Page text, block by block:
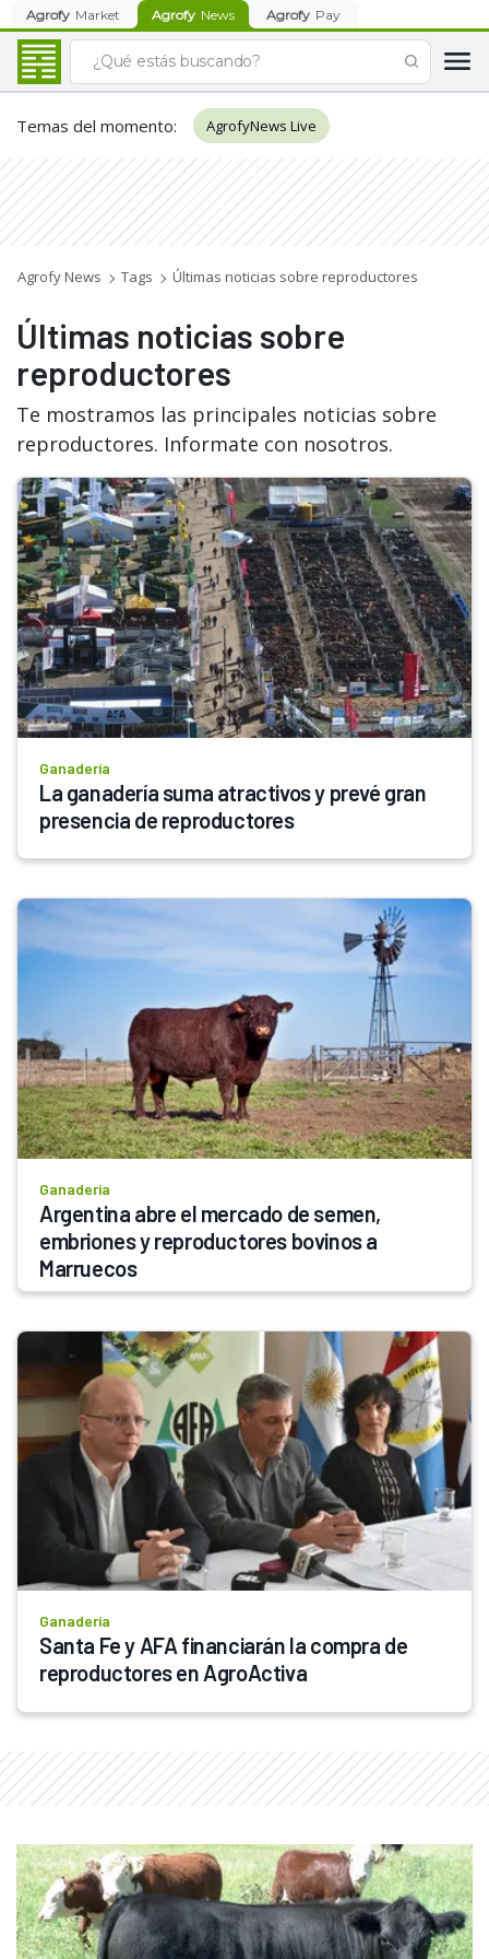
Agrofy Market Agrofy News Agrofy Pay
Temas del momento: AgrofyNews Live
Agrofy News Tags Últimas noticias sobre reproductores
Últimas noticias sobre
reproductores
Te mostramos las principales noticias sobre
reproductores. Informate con nosotros.
Ganadería
La ganadería suma atractivos y prevé gran
presencia de reproductores
Ganadería
Argentina abre el mercado de semen,
embriones y reproductores bovinos a
Marruecos
Ganadería
Santa Fe y AFA financiarán la compra de
reproductores en AgroActiva